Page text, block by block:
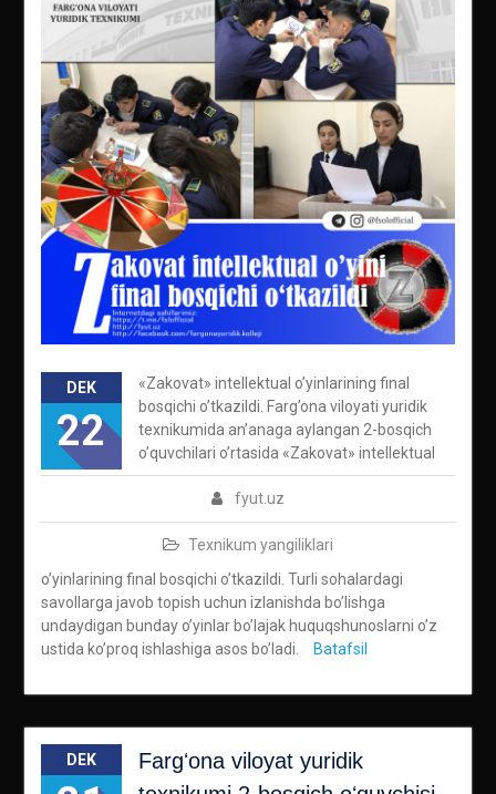
DEK
22
fyut.uz
Texnikum yangiliklari
«Zakovat» intellektual o’yinlarining final
bosqichi o’tkazildi. Farg’ona viloyati yuridik
texnikumida an’anaga aylangan 2-bosqich
o’quvchilari o’rtasida «Zakovat» intellektual
o’yinlarining final bosqichi o’tkazildi. Turli sohalardagi
savollarga javob topish uchun izlanishda bo’lishga
undaydigan bunday o’yinlar bo’lajak huquqshunoslarni o’z
ustida ko’proq ishlashiga asos bo’ladi.
Batafsil
DEK
Fargʻona viloyat yuridik